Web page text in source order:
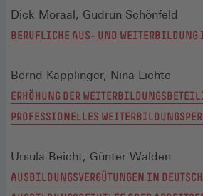
Dick Moraal, Gudrun Schönfeld
BERUFLICHE AUS- UND WEITERBILDUNG
Bernd Käpplinger, Nina Lichte
ERHÖHUNG DER
PROFESSIONELLES
Ursula Beicht, Günter Walden
AUSBILDUNGSVERGÜTUNGEN IN